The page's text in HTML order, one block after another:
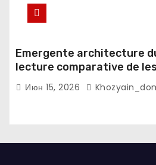
Emergente architecture
lecture comparative de
domestiques et les
Июн 15, 2026